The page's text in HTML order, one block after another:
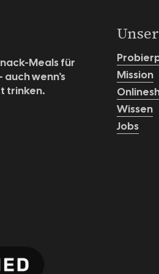
Meals für
auch wenn's
trinken.
Mission
Wissen
Jobs